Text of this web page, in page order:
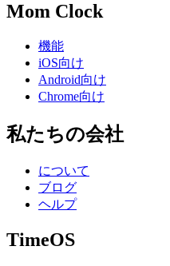
Mom Clock
機能
iOS向け
Android向け
Chrome向け
私たちの会社
について
ブログ
ヘルプ
TimeOS